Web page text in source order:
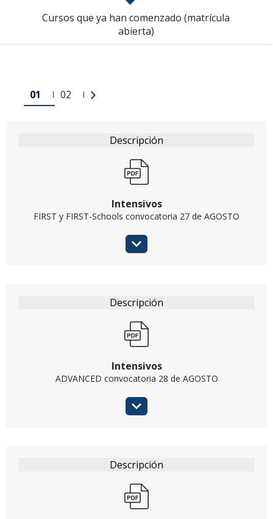
Cursos que ya han comenzado (matrícula
abierta)
01 02
Intensivos
FIRST y FIRST-Schools convocatoria 27 de AGOSTO
Intensivos
ADVANCED convocatoria 28 de AGOSTO